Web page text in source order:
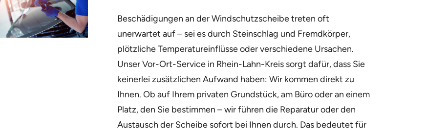
Beschädigungen an der Windschutzscheibe treten oft
unerwartet auf – sei es durch Steinschlag und Fremdkörper,
plötzliche Temperatureinflüsse oder verschiedene Ursachen.
Unser Vor-Ort-Service in Rhein-Lahn-Kreis sorgt dafür, dass Sie
keinerlei zusätzlichen Aufwand haben: Wir kommen direkt zu
Ihnen. Ob auf Ihrem privaten Grundstück, am Büro oder an einem
Platz, den Sie bestimmen – wir führen die Reparatur oder den
Austausch der Scheibe sofort bei Ihnen durch. Das bedeutet für